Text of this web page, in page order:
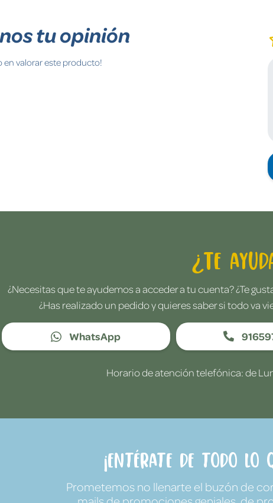
tu opinión
en valorar este producto!
¿Te
¿Necesitas que te ayudemos a acceder a tu cuenta? ¿Te
¿Has realizado un pedido y quieres saber si todo va
WhatsApp
Horario de atención telefónica: de
¡Entérate de todo lo
Prometemos no llenarte el buzón de